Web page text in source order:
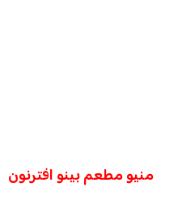
منيو مطعم بينو افترنون